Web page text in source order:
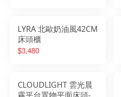
LYRA 北歐奶油風42CM
床頭櫃
$3,480
CLOUDLIGHT 雲光晨
霧平台置物平面床頭-6